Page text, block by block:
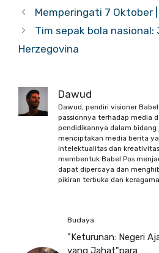
Memperingati 7 Oktober |
Tim sepak bola
Herzegovina
Dawud
Dawud, pendiri visioner
passionnya terhadap media
pendidikannya dalam bidang
menciptakan media berita
intelektualitas dan
membentuk Babel Pos
dapat dipercaya dan
pikiran terbuka dan
Budaya
"Keturunan: Negeri
yang Jahat"para